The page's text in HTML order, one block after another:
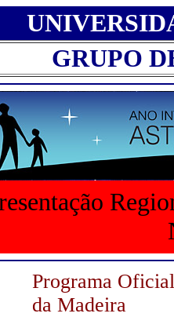
GRUPO
Programa
da Madeira